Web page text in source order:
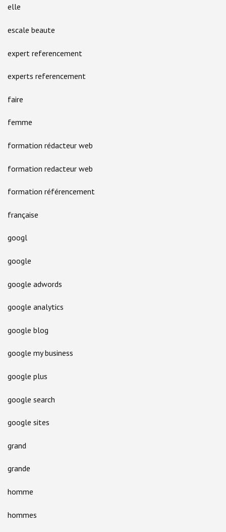
elle
escale beaute
expert referencement
experts referencement
faire
femme
formation rédacteur web
formation redacteur web
formation référencement
française
googl
google
google adwords
google analytics
google blog
google my business
google plus
google search
google sites
grand
grande
homme
hommes